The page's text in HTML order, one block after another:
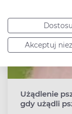
Akceptuj
Użądlenie
gdy użądli